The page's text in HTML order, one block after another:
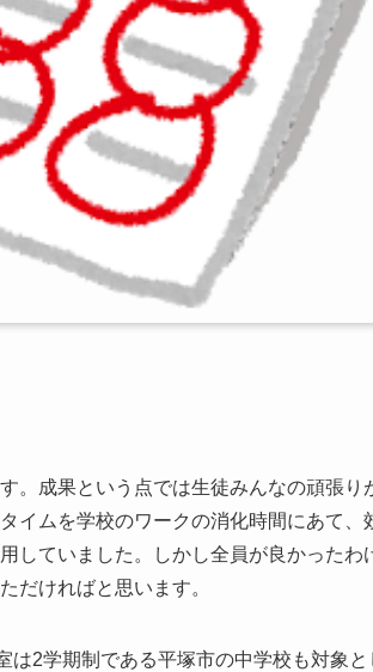
。成果という点では生徒みんなの頑張り
イムを学校のワークの消化時間にあて、
していました。しかし全員が良かったわ
だければと思います。
2学期制である平塚市の中学校も対象